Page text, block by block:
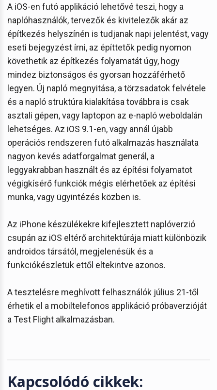
A iOS-en futó applikáció lehetővé teszi, hogy a
naplóhasználók, tervezők és kivitelezők akár az
építkezés helyszínén is tudjanak napi jelentést, vagy
eseti bejegyzést írni, az építtetők pedig nyomon
követhetik az építkezés folyamatát úgy, hogy
mindez biztonságos és gyorsan hozzáférhető
legyen. Új napló megnyitása, a törzsadatok felvétele
és a napló struktúra kialakítása továbbra is csak
asztali gépen, vagy laptopon az e-napló weboldalán
lehetséges. Az iOS 9.1-en, vagy annál újabb
operációs rendszeren futó alkalmazás használata
nagyon kevés adatforgalmat generál, a
leggyakrabban használt és az építési folyamatot
végigkísérő funkciók mégis elérhetőek az építési
munka, vagy ügyintézés közben is.
Az iPhone készülékekre kifejlesztett naplóverzió
csupán az iOS eltérő architektúrája miatt különbözik
androidos társától, megjelenésük és a
funkciókészletük ettől eltekintve azonos.
A tesztelésre meghívott felhasználók július 21-től
érhetik el a mobiltelefonos applikáció próbaverzióját
a Test Flight alkalmazásban.
Kapcsolódó cikkek: